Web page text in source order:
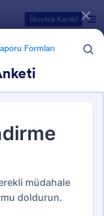
Ücretsiz Kaydol
Formları
Formları